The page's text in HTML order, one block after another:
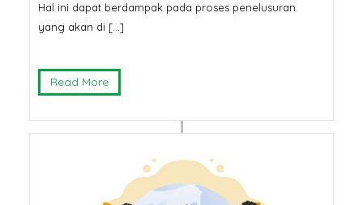
Hal ini dapat berdampak pada proses penelusuran
yang akan di […]
Read More